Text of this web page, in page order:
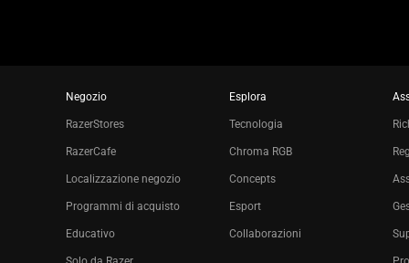
Negozio
RazerStores
RazerCafe
Localizzazione negozio
Programmi di acquisto
Educativo
Esplora
Tecnologia
Chroma RGB
Concepts
Esport
Collaborazioni